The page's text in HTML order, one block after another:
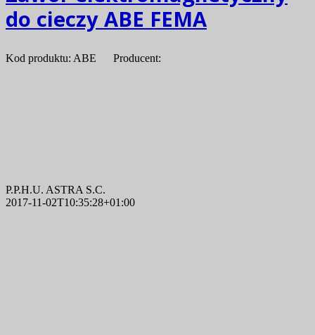
do cieczy ABE FEMA
Kod produktu: ABE Producent:
P.P.H.U. ASTRA S.C.
2017-11-02T10:35:28+01:00